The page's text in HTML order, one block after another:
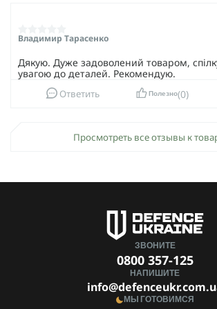
Владимир Тарасенко
Дякую. Дуже задоволений товаром,
увагою до деталей. Рекомендую.
Ответить Полезно 0
Просмотреть все отзывы к
ЗВОНИТЕ
0800 357-125
НАПИШИТЕ
МЫ ГОТОВИМСЯ